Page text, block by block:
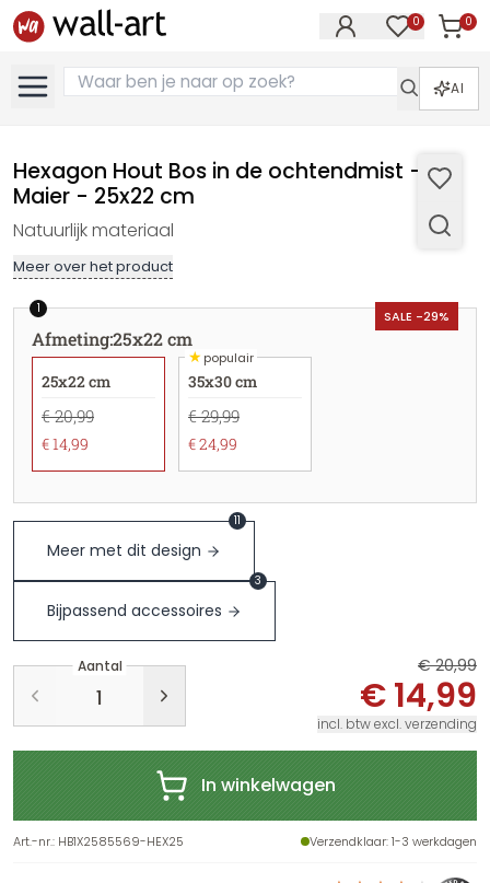
0 0
AI
Hexagon Hout Bos in de ochtendmist -
Maier - 25x22 cm
Natuurlijk materiaal
Meer over het product
SALE -29%
1
Afmeting:25x22 cm
25x22 cm
€ 20,99
€ 14,99
★populair
35x30 cm
€ 29,99
€ 24,99
Meer met dit design
11
Bijpassend accessoires
3
Aantal € 20,99
€ 14,99
incl. btw excl. verzending
In winkelwagen
Art.-nr.: HB1X2585569-HEX25 Verzendklaar: 1-3 werkdagen